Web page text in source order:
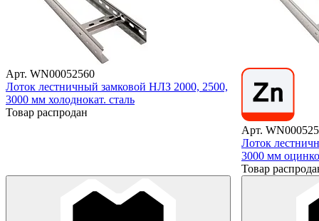
Арт. WN00052560
Лоток лестничный замковой НЛЗ 2000, 2500,
3000 мм холоднокат. сталь
Товар распродан
Арт.
Лоток
3000 мм
Товар